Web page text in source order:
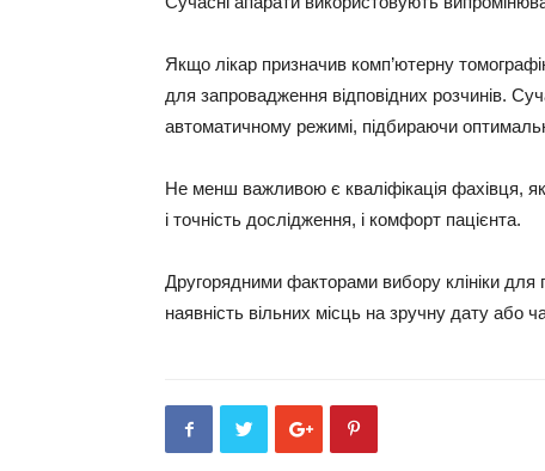
Якщо лікар призначив комп’ютерну
для запровадження відповідних розчинів.
автоматичному режимі, підбираючи
Не менш важливою є кваліфікація фахівця,
і точність дослідження, і комфорт пацієнта.
Другорядними факторами вибору клініки для
наявність вільних місць на зручну дату або